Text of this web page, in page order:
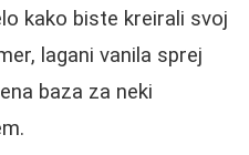
kako biste kreirali svoj
lagani vanila sprej
baza za neki